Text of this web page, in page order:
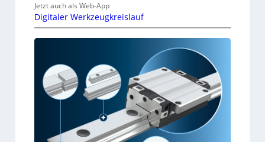
Jetzt auch als Web-App
Digitaler Werkzeugkreislauf